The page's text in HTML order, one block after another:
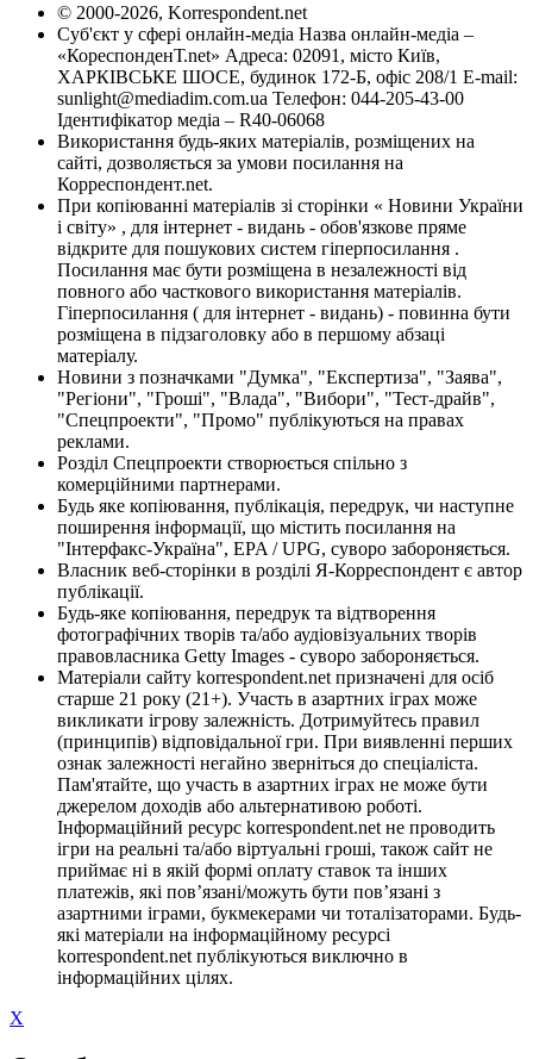
© 2000-2026, Korrespondent.net
Суб'єкт у сфері онлайн-медіа Назва онлайн-медіа –
«КореспонденТ.net» Адреса: 02091, місто Київ,
ХАРКІВСЬКЕ ШОСЕ, будинок 172-Б, офіс 208/1 E-mail:
sunlight@mediadim.com.ua Телефон: 044-205-43-00
Ідентифікатор медіа – R40-06068
Використання будь-яких матеріалів, розміщених на
сайті, дозволяється за умови посилання на
Корреспондент.net.
При копіюванні матеріалів зі сторінки « Новини України
і світу» , для інтернет - видань - обов'язкове пряме
відкрите для пошукових систем гіперпосилання .
Посилання має бути розміщена в незалежності від
повного або часткового використання матеріалів.
Гіперпосилання ( для інтернет - видань) - повинна бути
розміщена в підзаголовку або в першому абзаці
матеріалу.
Новини з позначками "Думка", "Експертиза", "Заява",
"Регіони", "Гроші", "Влада", "Вибори", "Тест-драйв",
"Спецпроекти", "Промо" публікуються на правах
реклами.
Розділ Спецпроекти створюється спільно з
комерційними партнерами.
Будь яке копіювання, публікація, передрук, чи наступне
поширення інформації, що містить посилання на
"Інтерфакс-Україна", EPA / UPG, суворо забороняється.
Власник веб-сторінки в розділі Я-Корреспондент є автор
публікації.
Будь-яке копіювання, передрук та відтворення
фотографічних творів та/або аудіовізуальних творів
правовласника Getty Images - суворо забороняється.
Матеріали сайту korrespondent.net призначені для осіб
старше 21 року (21+). Участь в азартних іграх може
викликати ігрову залежність. Дотримуйтесь правил
(принципів) відповідальної гри. При виявленні перших
ознак залежності негайно зверніться до спеціаліста.
Пам'ятайте, що участь в азартних іграх не може бути
джерелом доходів або альтернативою роботі.
Інформаційний ресурс korrespondent.net не проводить
ігри на реальні та/або віртуальні гроші, також сайт не
приймає ні в якій формі оплату ставок та інших
платежів, які пов’язані/можуть бути пов’язані з
азартними іграми, букмекерами чи тоталізаторами. Будь-
які матеріали на інформаційному ресурсі
korrespondent.net публікуються виключно в
інформаційних цілях.
X